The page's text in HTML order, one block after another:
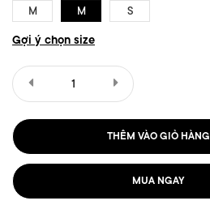
M M S
Gợi ý chọn size
THÊM VÀO GIỎ HÀNG
MUA NGAY